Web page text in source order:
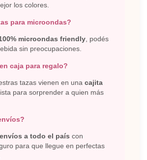
los colores.
para microondas?
microondas friendly , podés
sin preocupaciones.
caja para regalo?
tazas vienen en una cajita
para sorprender a quien más
envíos a todo el país con
para que llegue en perfectas